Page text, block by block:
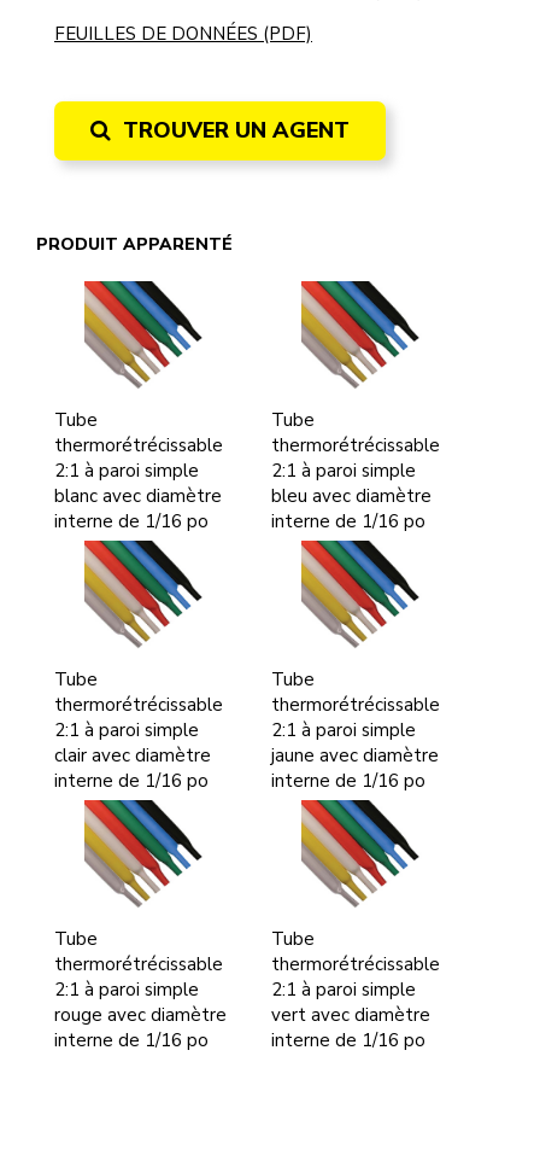
FEUILLES DE DONNÉES (PDF)
TROUVER UN AGENT
PRODUIT APPARENTÉ
Tube
thermorétrécissable
2:1 à paroi simple
blanc avec diamètre
interne de 1/16 po
Tube
thermorétrécissable
2:1 à paroi simple
bleu avec diamètre
interne de 1/16 po
Tube
thermorétrécissable
2:1 à paroi simple
clair avec diamètre
interne de 1/16 po
Tube
thermorétrécissable
2:1 à paroi simple
jaune avec diamètre
interne de 1/16 po
Tube
thermorétrécissable
2:1 à paroi simple
rouge avec diamètre
interne de 1/16 po
Tube
thermorétrécissable
2:1 à paroi simple
vert avec diamètre
interne de 1/16 po